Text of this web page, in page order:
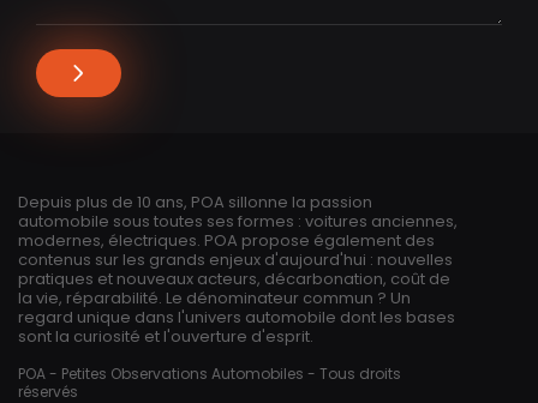
Depuis plus de 10 ans, POA sillonne la passion
automobile sous toutes ses formes : voitures anciennes,
modernes, électriques. POA propose également des
contenus sur les grands enjeux d'aujourd'hui : nouvelles
pratiques et nouveaux acteurs, décarbonation, coût de
la vie, réparabilité. Le dénominateur commun ? Un
regard unique dans l'univers automobile dont les bases
sont la curiosité et l'ouverture d'esprit.
POA - Petites Observations Automobiles - Tous droits
réservés